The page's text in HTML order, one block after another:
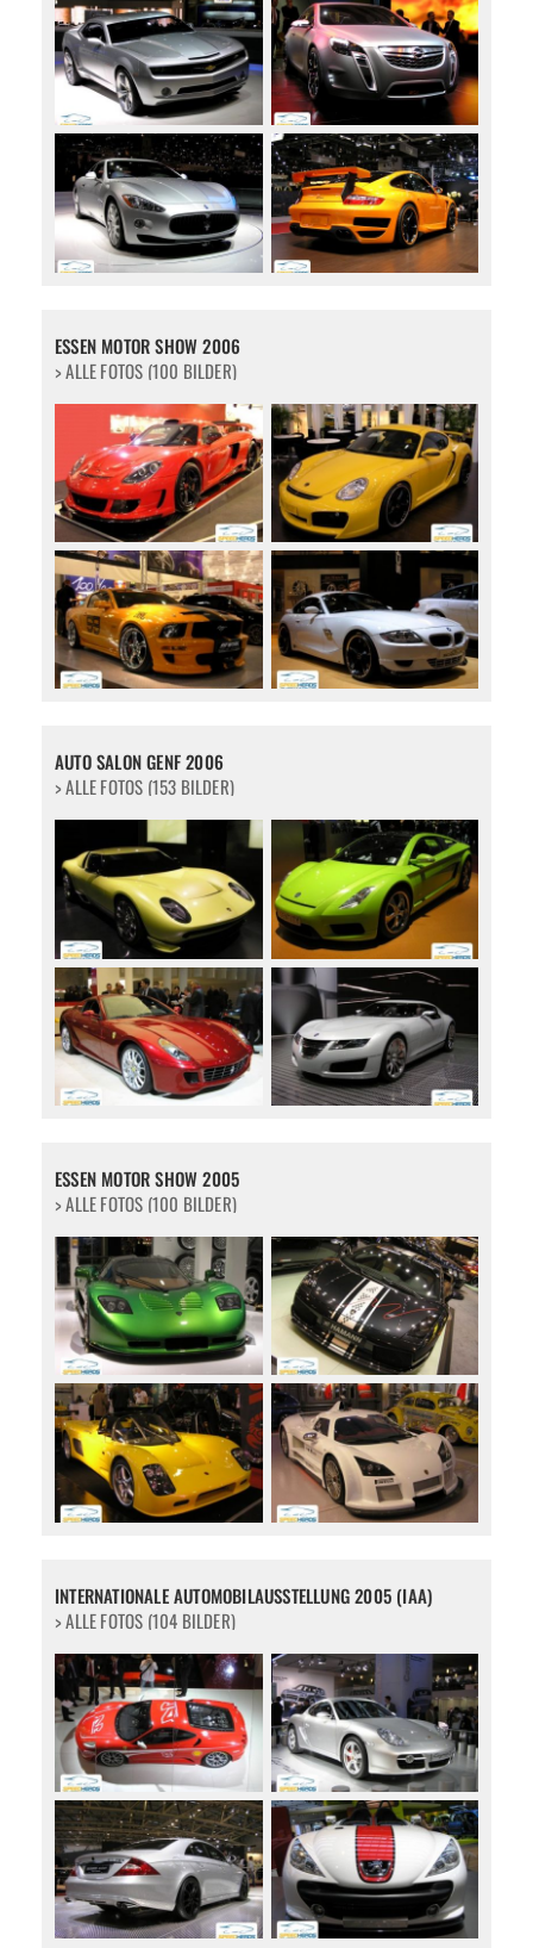
ESSEN MOTOR SHOW 2006
> ALLE FOTOS (100 BILDER)
AUTO SALON GENF 2006
> ALLE FOTOS (153 BILDER)
ESSEN MOTOR SHOW 2005
> ALLE FOTOS (100 BILDER)
INTERNATIONALE AUTOMOBILAUSSTELLUNG 2005 (IAA)
> ALLE FOTOS (104 BILDER)